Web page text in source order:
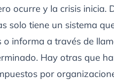
ocurre y la crisis
solo tiene un sistema
o informa a través de
Hay otras que
por